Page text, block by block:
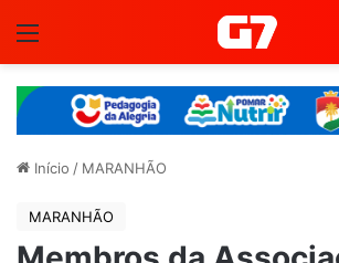
Início / MARANHÃO
MARANHÃO